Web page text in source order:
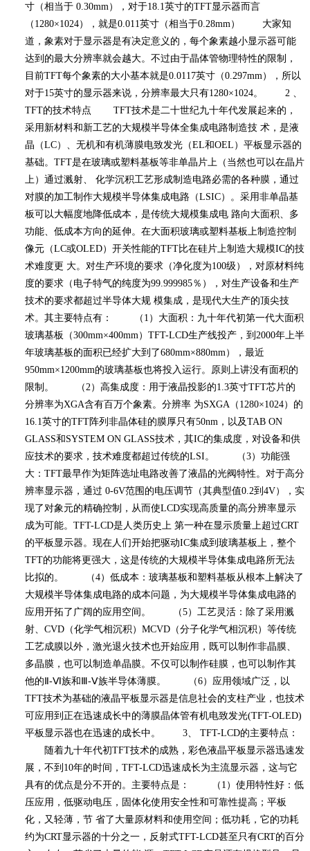
寸（相当于 0.30mm ），对于18.1英寸的TFT显示器而言
（ 1280×1024），就是0.011英寸（相当于0.28mm ） 大家知
道，象素对于显示器是有决定意义的，每个象素越小显示器可能
达到的最大分辨率就会越大。不过由于晶体管物理特性的限制，
目前TFT每个象素的大小基本就是0.0117英寸（0.297mm ），所以
对于15英寸的显示器来说，分辨率最大只有1280×1024。 2
TFT的技术特点 TFT技术是二十世纪九十年代发展起来的，
采用新材料和新工艺的大规模半导体全集成电路制造技 术，是液
晶（LC）、无机和有机薄膜电致发光（EL和OEL ）平板显示器的
基础。 TFT是在玻璃或塑料基板等非单晶片上（当然也可以在晶片
上）通过溅射、 化学沉积工艺形成制造电路必需的各种膜，通过
对膜的加工制作大规模半导体集成电路（LSIC）。采用非单晶基
板可以大幅度地降低成本，是传统大规模集成电 路向大面积、多
功能、低成本方向的延伸。在大面积玻璃或塑料基板上制造控制
像元（LC或OLED）开关性能的TFT比在硅片上制造大规模IC的技
术难度更 大。对生产环境的要求（净化度为100级），对原材料纯
度的要求（电子特气的纯度为99.999985％），对生产设备和生产
技术的要求都超过半导体大规 模集成，是现代大生产的顶尖技
术。其主要特点有： （ 1 ）大面积：九十年代初第一代大面积
玻璃基板（300mm×400mm ） TFT-LCD生产线投产，到 2000年上半
年玻璃基板的面积已经扩大到了680mm×880mm ），最近
950mm×1200mm的玻璃基板也将投入运行。原则上讲没有面积的
限制。 （ 2 ）高集成度：用于液晶投影的1.3英寸TFT芯片的
分辨率为XGA含有百万个象素。分辨率 为SXGA （ 1280×1024）的
16.1英寸的TFT阵列非晶体硅的膜厚只有50nm ，以及TAB ON
GLASS和SYSTEM ON GLASS技术，其IC的集成度，对设备和供
应技术的要求，技术难度都超过传统的LSI 。 （3）功能强
大： TFT最早作为矩阵选址电路改善了液晶的光阀特性。对于高分
辨率显示器，通过 0-6V范围的电压调节（其典型值0.2到 4V），实
现了对象元的精确控制，从而使LCD实现高质量的高分辨率显示
成为可能。 TFT-LCD是人类历史上 第一种在显示质量上超过CRT
的平板显示器。现在人们开始把驱动IC集成到玻璃基板上，整个
TFT的功能将更强大，这是传统的大规模半导体集成电路所无法
比拟的。 （4）低成本：玻璃基板和塑料基板从根本上解决了
大规模半导体集成电路的成本问题，为大规模半导体集成电路的
应用开拓了广阔的应用空间。 （5）工艺灵活：除了采用溅
射、 CVD （化学气相沉积） MCVD （分子化学气相沉积）等传统
工艺成膜以外，激光退火技术也开始应用，既可以制作非晶膜、
多晶膜，也可以制造单晶膜。不仅可以制作硅膜，也可以制作其
他的Ⅱ-Ⅵ族和Ⅲ-Ⅴ族半导体薄膜。 （6）应用领域广泛，以
TFT技术为基础的液晶平板显示器是信息社会的支柱产业，也技术
可应用到正在迅速成长中的薄膜晶体管有机电致发光(TFT-OLED)
平板显示器也在迅速的成长中。 3 TFT-LCD的主要特点：
随着九十年代初TFT技术的成熟，彩色液晶平板显示器迅速发
展，不到 10年的时间， TFT-LCD迅速成长为主流显示器，这与它
具有的优点是分不开的。主要特点是： （ 1 ）使用特性好：低
压应用，低驱动电压，固体化使用安全性和可靠性提高；平板
化，又轻薄，节 省了大量原材料和使用空间；低功耗，它的功耗
约为CRT显示器的十分之一，反射式TFT-LCD甚至只有CRT的百分